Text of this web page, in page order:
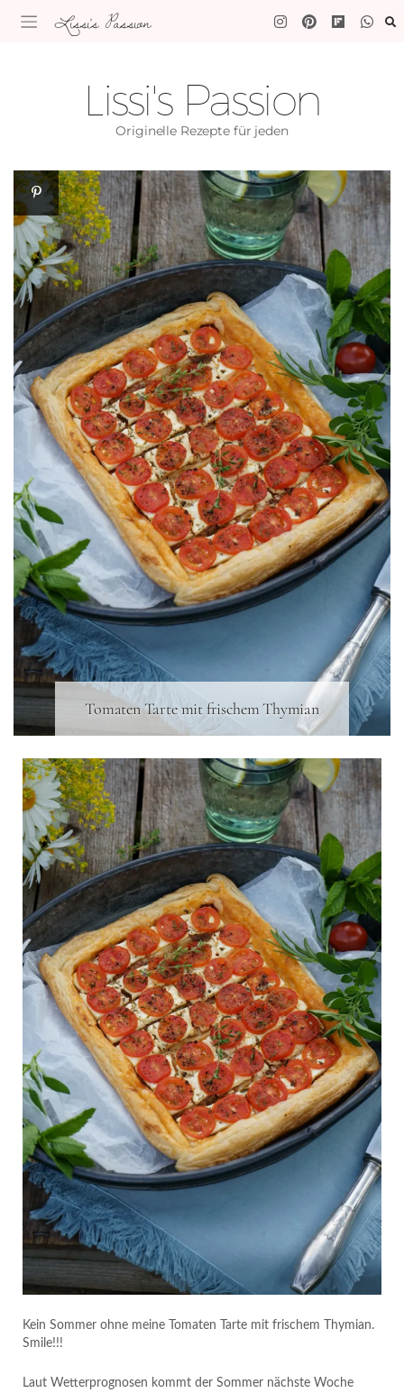
Lissi's Passion
Lissi's Passion
Originelle Rezepte für jeden
Tomaten Tarte mit frischem Thymian
Kein Sommer ohne meine Tomaten Tarte mit frischem Thymian.
Smile!!!
Laut Wetterprognosen kommt der Sommer nächste Woche